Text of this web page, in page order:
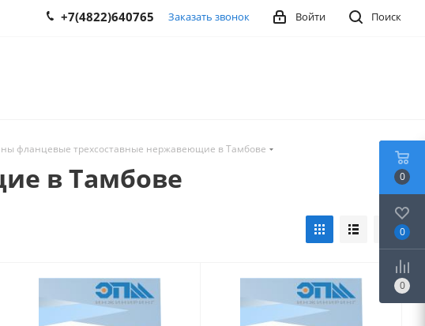
Поиск
Войти
+7(4822)640765 Заказать звонок
фланцевые трехсоставные нержавеющие в Тамбове
в Тамбове 0
0
0